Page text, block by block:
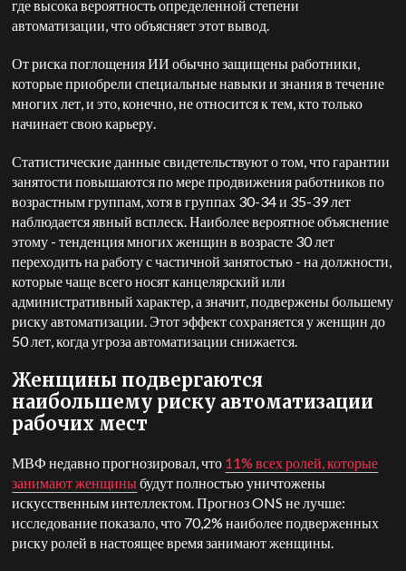
где высока вероятность определенной степени
автоматизации, что объясняет этот вывод.
От риска поглощения ИИ обычно защищены работники,
которые приобрели специальные навыки и знания в течение
многих лет, и это, конечно, не относится к тем, кто только
начинает свою карьеру.
Статистические данные свидетельствуют о том, что гарантии
занятости повышаются по мере продвижения работников по
возрастным группам, хотя в группах 30-34 и 35-39 лет
наблюдается явный всплеск. Наиболее вероятное объяснение
этому - тенденция многих женщин в возрасте 30 лет
переходить на работу с частичной занятостью - на должности,
которые чаще всего носят канцелярский или
административный характер, а значит, подвержены большему
риску автоматизации. Этот эффект сохраняется у женщин до
50 лет, когда угроза автоматизации снижается.
Женщины подвергаются
наибольшему риску автоматизации
рабочих мест
МВФ недавно прогнозировал, что 11% всех ролей, которые
занимают женщиныбудут полностью уничтожены
искусственным интеллектом. Прогноз ONS не лучше:
исследование показало, что 70,2% наиболее подверженных
риску ролей в настоящее время занимают женщины.